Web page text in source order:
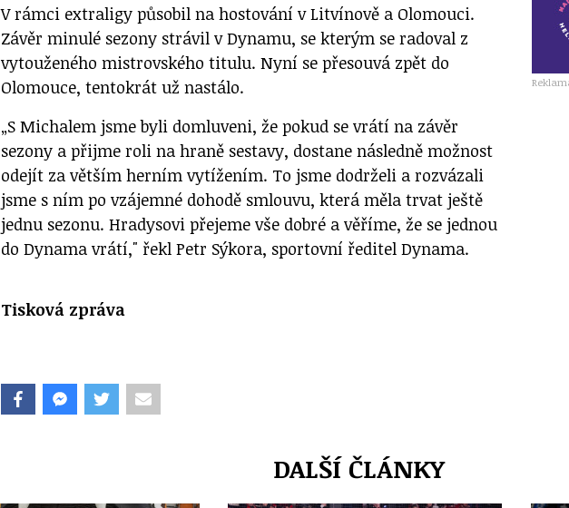
V rámci extraligy působil na hostování v Litvínově a Olomouci.
Závěr minulé sezony strávil v Dynamu, se kterým se radoval z
vytouženého mistrovského titulu. Nyní se přesouvá zpět do
Olomouce, tentokrát už nastálo.
„S Michalem jsme byli domluveni, že pokud se vrátí na závěr
sezony a přijme roli na hraně sestavy, dostane následně možnost
odejít za větším herním vytížením. To jsme dodrželi a rozvázali
jsme s ním po vzájemné dohodě smlouvu, která měla trvat ještě
jednu sezonu. Hradysovi přejeme vše dobré a věříme, že se jednou
do Dynama vrátí," řekl Petr Sýkora, sportovní ředitel Dynama.
Tisková zpráva
DALŠÍ ČLÁNKY